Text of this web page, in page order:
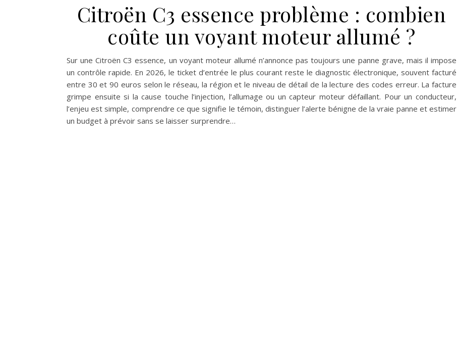
Citroën C3 essence problème : combien
coûte un voyant moteur allumé ?
Sur une Citroën C3 essence, un voyant moteur allumé n’annonce pas toujours une panne grave, mais il impose
un contrôle rapide. En 2026, le ticket d’entrée le plus courant reste le diagnostic électronique, souvent facturé
entre 30 et 90 euros selon le réseau, la région et le niveau de détail de la lecture des codes erreur. La facture
grimpe ensuite si la cause touche l’injection, l’allumage ou un capteur moteur défaillant. Pour un conducteur,
l’enjeu est simple, comprendre ce que signifie le témoin, distinguer l’alerte bénigne de la vraie panne et estimer
un budget à prévoir sans se laisser surprendre…